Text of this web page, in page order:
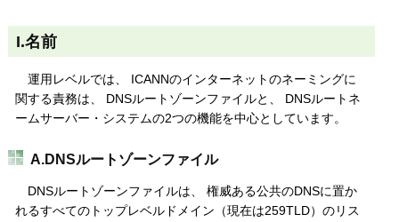
I.名前
運用レベルでは、 ICANNのインターネットのネーミングに
関する責務は、 DNSルートゾーンファイルと、 DNSルートネ
ームサーバー・システムの2つの機能を中心としています。
A.DNSルートゾーンファイル
DNSルートゾーンファイルは、 権威ある公共のDNSに置か
れるすべてのトップレベルドメイン（現在は259TLD）のリス